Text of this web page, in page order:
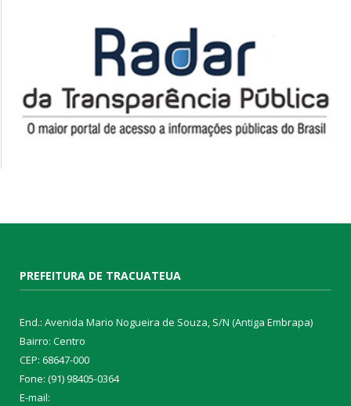
PREFEITURA DE TRACUATEUA
End.: Avenida Mario Nogueira de Souza, S/N (Antiga Embrapa)
Bairro: Centro
CEP: 68647-000
Fone: (91) 98405-0364
E-mail: